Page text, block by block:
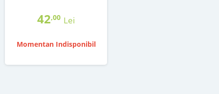
42,00 Lei
Momentan Indisponibil